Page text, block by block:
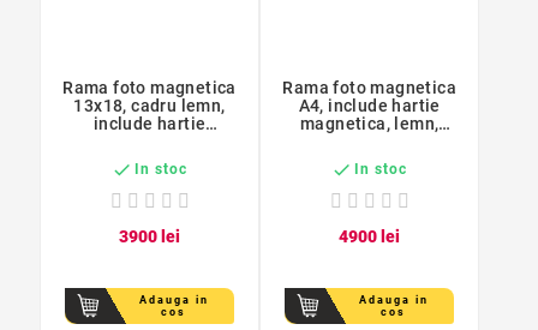
Rama foto magnetica
13x18, cadru lemn,
include hartie
Dara
 In stoc
3900 lei
Adauga in
cos
Rama foto magnetica
A4, include hartie
magnetica, lemn,
 In stoc
4900 lei
Adauga in
cos